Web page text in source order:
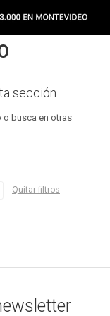
sección.
o busca en otras
Quitar filtros